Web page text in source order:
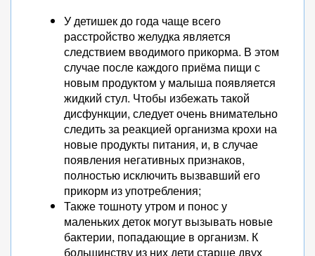
У детишек до года чаще всего
расстройство желудка является
следствием вводимого прикорма. В этом
случае после каждого приёма пищи с
новым продуктом у малыша появляется
жидкий стул. Чтобы избежать такой
дисфункции, следует очень внимательно
следить за реакцией организма крохи на
новые продукты питания, и, в случае
появления негативных признаков,
полностью исключить вызвавший его
прикорм из употребления;
Также тошноту утром и понос у
маленьких деток могут вызывать новые
бактерии, попадающие в организм. К
большинству из них дети старше двух